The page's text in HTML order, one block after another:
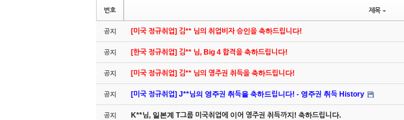
번호 제목
공지 [미국 정규취업] 김** 님의 취업비자 승인을 축하드립니다!
공지 [한국 정규취업] 김** 님, Big 4 합격을 축하드립니다!
공지 [미국 정규취업] 김** 님의 영주권 취득을 축하드립니다!
공지 [미국 정규취업] J**님의 영주권 취득을 축하드립니다! - 영주권 취득 History
공지 K**님, 일본계 T그룹 미국취업에 이어 영주권 취득까지! 축하드립니다.